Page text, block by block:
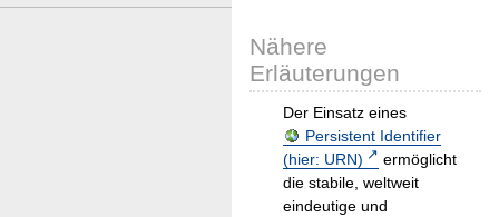
Nähere
Erläuterungen
Der Einsatz eines
Persistent Identifier
(hier: URN)
ermöglicht
die stabile, weltweit
eindeutige und